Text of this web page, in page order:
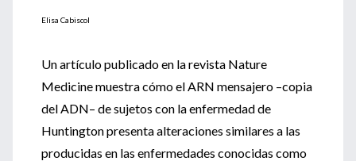
Elisa Cabiscol
Un artículo publicado en la revista Nature
Medicine muestra cómo el ARN mensajero –copia
del ADN– de sujetos con la enfermedad de
Huntington presenta alteraciones similares a las
producidas en las enfermedades conocidas como